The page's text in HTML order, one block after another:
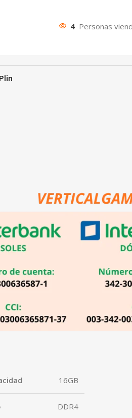
4 Personas
16GB
DDR4